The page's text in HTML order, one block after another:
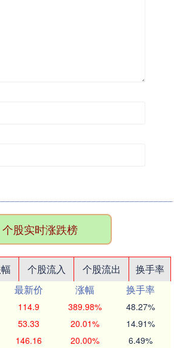
个股实时涨跌榜
个股流入 个股流出
换手率
最新价 涨幅
换手率
114.9 389.98% 48.27%
53.33 20.01% 14.91%
146.16 20.00% 6.49%